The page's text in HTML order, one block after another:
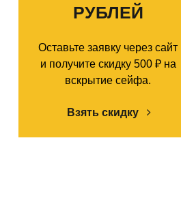
РУБЛЕЙ
Оставьте заявку через сайт
и получите скидку 500 ₽ на
вскрытие сейфа.
Взять скидку